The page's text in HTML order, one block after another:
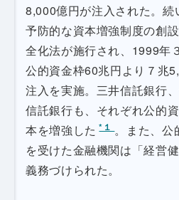
8,000億円が注入された。
予防的な資本増強制度の創
全化法が施行され、1999年
公的資金枠60兆円より７兆
注入を実施。三井信託銀行
信託銀行も、それぞれ公的
本を増強した *１ 。また、公
を受けた金融機関は「経営
義務づけられた。